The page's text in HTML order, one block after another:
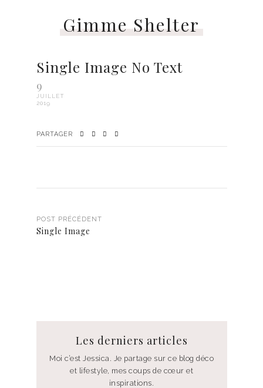
Gimme Shelter
Single Image No Text
9
JUILLET
2019
PARTAGER
POST PRÉCÉDENT
Single Image
Les derniers articles
Moi c’est Jessica. Je partage sur ce blog déco
et lifestyle, mes coups de cœur et
inspirations.